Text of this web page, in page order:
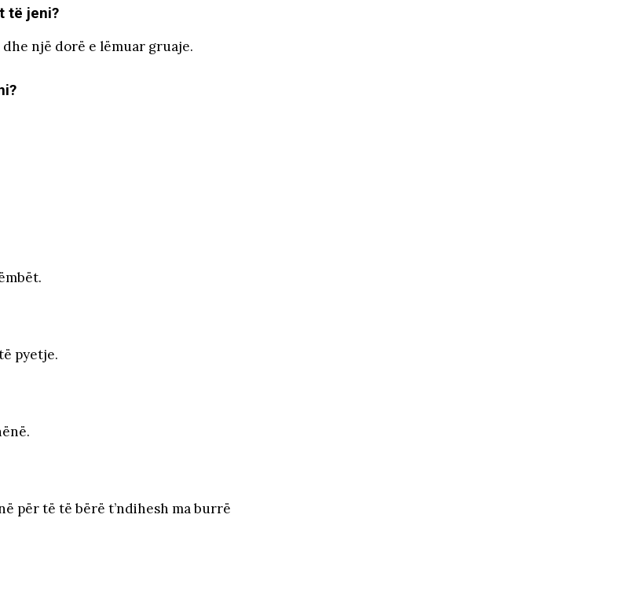
të jeni?
një dorë e lëmuar gruaje.
pyetje.
për të të bërë t’ndihesh ma burrë